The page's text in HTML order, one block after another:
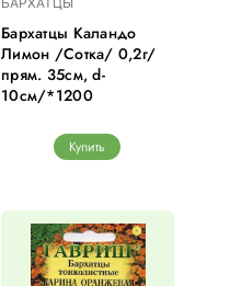
Бархатцы Каландо
Лимон /Сотка/ 0,2г/
прям. 35см, d-
10см/*1200
Купить